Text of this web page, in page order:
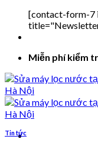
[contact-form-7
Miễn phí kiểm
Tin tức